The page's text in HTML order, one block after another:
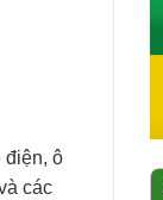
điện, ô
các